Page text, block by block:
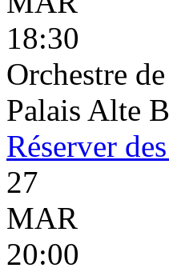
18:30
Orchestre
Palais Alte
Réserver
27
MAR
20:00